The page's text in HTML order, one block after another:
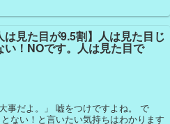
は見た目が9.5割】人は見た目じ
い！NOです。人は見た目で
事だよ。」 嘘をつけですよね。 で
ない！と言いたい気持ちはわかります